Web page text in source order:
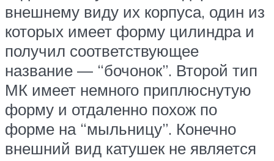
внешнему виду их корпуса, один из
которых имеет форму цилиндра и
получил соответствующее
название — “бочонок”. Второй тип
МК имеет немного приплюснутую
форму и отдаленно похож по
форме на “мыльницу”. Конечно
внешний вид катушек не является